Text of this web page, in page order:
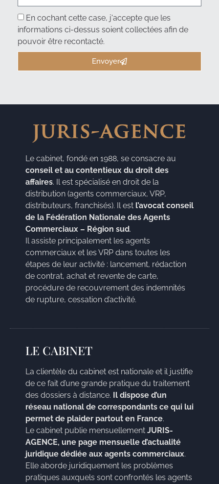
En cochant cette case, j'accepte que les
informations ci-dessus soient collectées afin de
pouvoir être recontacté.
Envoyer
Le cabinet, fondé en 1988, se consacre au
conseil et au contentieux du droit des
affaires. Il est spécialisé en droit de la
distribution (agents commerciaux, VRP,
distributeurs, franchisés). Il est l’avocat conseil
de la Fédération Nationale des Agents
Commerciaux – Région sud.
Il assiste principalement les agents
commerciaux et les VRP dans toutes les
étapes de leur activité : lancement, rédaction
de contrat, achat et revente de carte,
procédure de recouvrement des indemnités
de rupture, cessation d’activité.
LE CABINET
La clientèle du cabinet est nationale et il justifie
de ce fait d’une grande pratique du traitement
des dossiers à distance. Il dispose d’un
réseau national de correspondants ce qui lui
permet de plaider partout en France.
Le cabinet publie mensuellement JURIS-
AGENCE, une page mensuelle d’actualité
juridique dédiée aux agents commerciaux.
Elle aborde juridiquement les problèmes
pratiques auxquels sont confrontés les agents